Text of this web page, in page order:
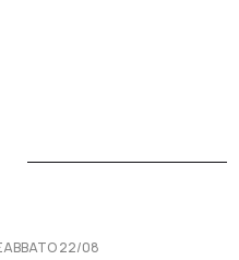
22/08